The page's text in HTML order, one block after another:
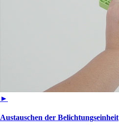
►
Austauschen der Belichtungseinheit